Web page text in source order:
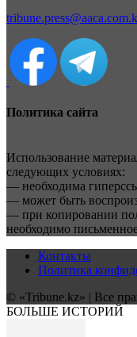
Политика сайта
Использование
следующих условиях:
— необходима
— может быть
— при копировании
необходимо
Контакты
Политика
© «Tribune.kz» | Все
БОЛЬШЕ ИСТОРИЙ